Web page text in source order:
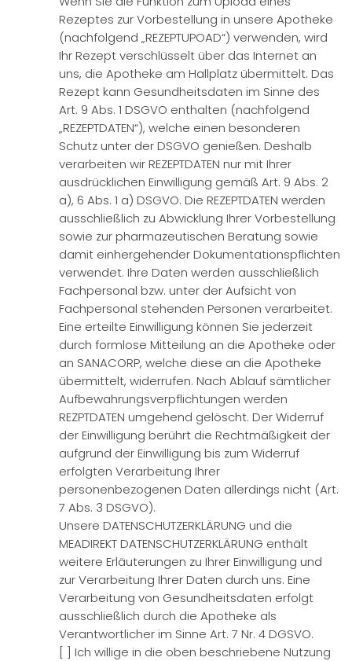
Rezeptes zur Vorbestellung in unsere Apotheke
(nachfolgend „REZEPTUPOAD“) verwenden, wird
Ihr Rezept verschlüsselt über das Internet an
uns, die Apotheke am Hallplatz übermittelt. Das
Rezept kann Gesundheitsdaten im Sinne des
Art. 9 Abs. 1 DSGVO enthalten (nachfolgend
„REZEPTDATEN“), welche einen besonderen
Schutz unter der DSGVO genießen. Deshalb
verarbeiten wir REZEPTDATEN nur mit Ihrer
ausdrücklichen Einwilligung gemäß Art. 9 Abs. 2
a), 6 Abs. 1 a) DSGVO. Die REZEPTDATEN werden
ausschließlich zu Abwicklung Ihrer Vorbestellung
sowie zur pharmazeutischen Beratung sowie
damit einhergehender Dokumentationspflichten
verwendet. Ihre Daten werden ausschließlich
Fachpersonal bzw. unter der Aufsicht von
Fachpersonal stehenden Personen verarbeitet.
Eine erteilte Einwilligung können Sie jederzeit
durch formlose Mitteilung an die Apotheke oder
an SANACORP, welche diese an die Apotheke
übermittelt, widerrufen. Nach Ablauf sämtlicher
Aufbewahrungsverpflichtungen werden
REZPTDATEN umgehend gelöscht. Der Widerruf
der Einwilligung berührt die Rechtmäßigkeit der
aufgrund der Einwilligung bis zum Widerruf
erfolgten Verarbeitung Ihrer
personenbezogenen Daten allerdings nicht (Art.
7 Abs. 3 DSGVO).
Unsere DATENSCHUTZERKLÄRUNG und die
MEADIREKT DATENSCHUTZERKLÄRUNG enthält
weitere Erläuterungen zu Ihrer Einwilligung und
zur Verarbeitung Ihrer Daten durch uns. Eine
Verarbeitung von Gesundheitsdaten erfolgt
ausschließlich durch die Apotheke als
Verantwortlicher im Sinne Art. 7 Nr. 4 DGSVO.
[ ] Ich willige in die oben beschriebene Nutzung